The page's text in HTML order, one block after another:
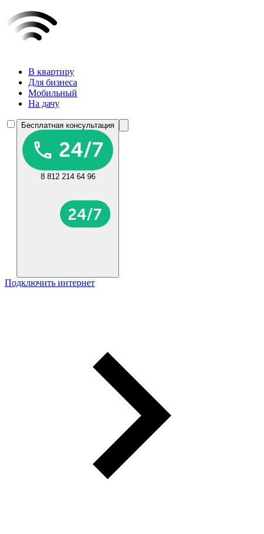
В квартиру
Для бизнеса
Мобильный
На дачу
Бесплатная консультация
8 812 214 64 96
Подключить интернет